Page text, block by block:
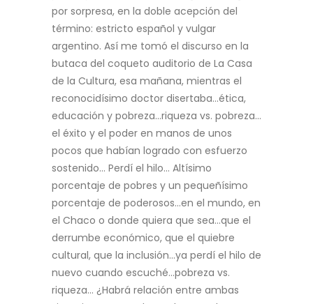
por sorpresa, en la doble acepción del
término: estricto español y vulgar
argentino. Así me tomó el discurso en la
butaca del coqueto auditorio de La Casa
de la Cultura, esa mañana, mientras el
reconocidísimo doctor disertaba…ética,
educación y pobreza…riqueza vs. pobreza…
el éxito y el poder en manos de unos
pocos que habían logrado con esfuerzo
sostenido… Perdí el hilo… Altísimo
porcentaje de pobres y un pequeñísimo
porcentaje de poderosos…en el mundo, en
el Chaco o donde quiera que sea…que el
derrumbe económico, que el quiebre
cultural, que la inclusión…ya perdí el hilo de
nuevo cuando escuché…pobreza vs.
riqueza… ¿Habrá relación entre ambas